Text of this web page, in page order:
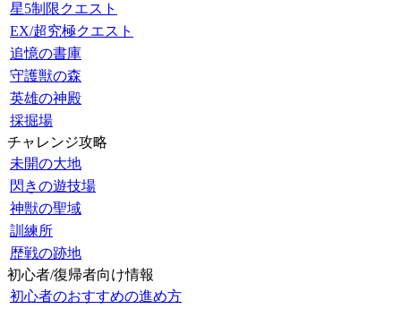
星5制限クエスト
EX/超究極クエスト
追憶の書庫
守護獣の森
英雄の神殿
採掘場
チャレンジ攻略
未開の大地
閃きの遊技場
神獣の聖域
訓練所
歴戦の跡地
初心者/復帰者向け情報
初心者のおすすめの進め方